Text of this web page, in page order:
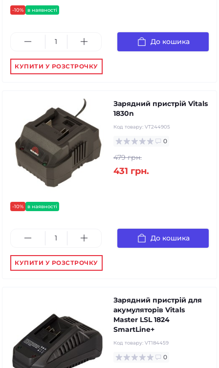
-10% в наявності
До кошика
КУПИТИ У РОЗСТРОЧКУ
-10% в наявності
Зарядний пристрій Vitals
1830n
Код товару: VT244905
0
479 грн.
431 грн.
До кошика
КУПИТИ У РОЗСТРОЧКУ
Зарядний пристрій для
акумуляторів Vitals
Master LSL 1824
SmartLine+
Код товару: VT184459
0